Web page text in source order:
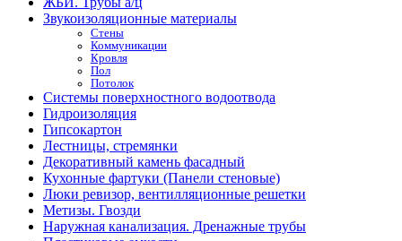
Звукоизоляционные материалы
Стены
Коммуникации
Кровля
Пол
Потолок
Системы поверхностного водоотвода
Гидроизоляция
Гипсокартон
Лестницы, стремянки
Декоративный камень фасадный
Кухонные фартуки (Панели стеновые)
Люки ревизор, вентилляционные решетки
Метизы. Гвозди
Наружная канализация. Дренажные трубы